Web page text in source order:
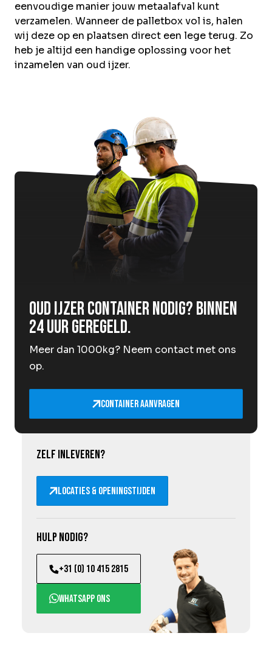
eenvoudige manier jouw metaalafval kunt
verzamelen. Wanneer de palletbox vol is, halen
wij deze op en plaatsen direct een lege terug. Zo
heb je altijd een handige oplossing voor het
inzamelen van oud ijzer.
Oud ijzer container nodig? Binnen
24 uur geregeld.
Meer dan 1000kg? Neem contact met ons
op.
Container aanvragen
Zelf inleveren?
Locaties & openingstijden
Hulp nodig?
+31 (0) 10 415 2815
WhatsApp ons